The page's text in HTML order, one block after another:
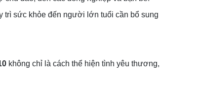
trì sức khỏe đến người lớn tuổi cần bổ sung
không chỉ là cách thể hiện tình yêu thương,